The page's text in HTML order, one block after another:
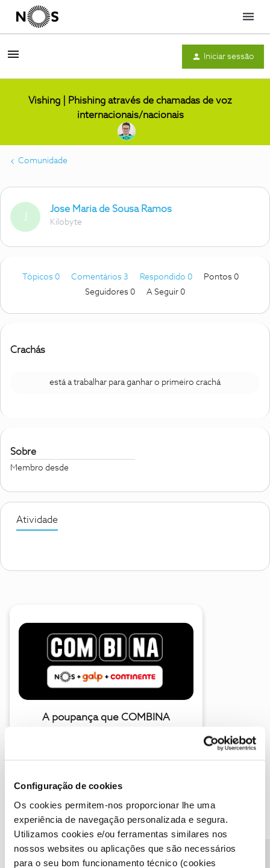
Configuração de cookies
Os cookies permitem-nos proporcionar lhe uma
experiência de navegação personalizada e segura.
Utilizamos cookies e/ou ferramentas similares nos
nossos websites ou aplicações que são necessários
para o seu bom funcionamento técnico (cookies
Menu
Iniciar sessão
Vishing | Phishing através de chamadas de voz
internacionais/nacionais
Comunidade
J
Jose Maria de Sousa Ramos
Kilobyte
Tópicos 0 Comentários 3 Respondido 0
Pontos 0
Seguidores 0 A Seguir 0
Crachás
está a trabalhar para ganhar o primeiro crachá
Sobre
Membro desde
Atividade
A poupança que COMBINA
Descubra as novidades de junho